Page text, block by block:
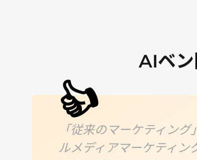
AIベ
「従来のマーケティン
ルメディアマーケティン
👍